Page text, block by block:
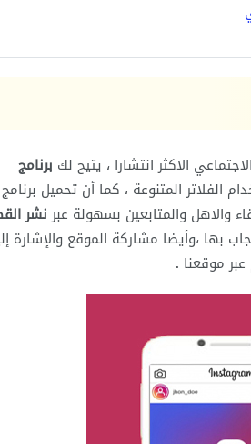
الاكثر انتشارا ، يتيح لك برنامج
الفلاتر المتنوعة ، كما أن تحميل برنامج
نشر
بها ،وأيضا مشاركة الموقع والإشارة
.